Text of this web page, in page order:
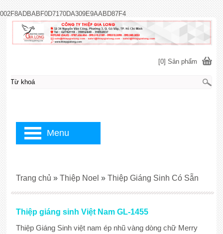
002F8ADBABF0D7170DA309E9AABD87F4
Thiệp giáng sinh Việt Nam GL-1455
Thiệp Giáng Sinh việt nam ép nhũ vàng dòng chữ Merry
Trang chủ » Thiệp Noel » Thiệp Giáng Sinh Có Sẵn
[0] Sản phẩm
Menu